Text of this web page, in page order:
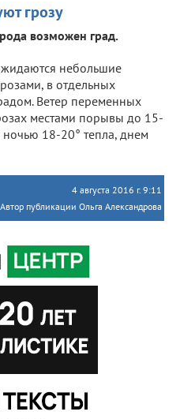
грозу
возможен град.
небольшие
в отдельных
Ветер переменных
местами порывы до 15-
ночью 18-20° тепла, днем
4 августа 2016 г. 9:11
Автор публикации Ольга Александрова